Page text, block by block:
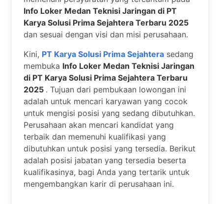
Info Loker Medan Teknisi Jaringan di PT
Karya Solusi Prima Sejahtera Terbaru 2025
dan sesuai dengan visi dan misi perusahaan.
Kini, PT Karya Solusi Prima Sejahtera sedang
membuka Info Loker Medan Teknisi Jaringan
di PT Karya Solusi Prima Sejahtera Terbaru
2025 . Tujuan dari pembukaan lowongan ini
adalah untuk mencari karyawan yang cocok
untuk mengisi posisi yang sedang dibutuhkan.
Perusahaan akan mencari kandidat yang
terbaik dan memenuhi kualifikasi yang
dibutuhkan untuk posisi yang tersedia. Berikut
adalah posisi jabatan yang tersedia beserta
kualifikasinya, bagi Anda yang tertarik untuk
mengembangkan karir di perusahaan ini.